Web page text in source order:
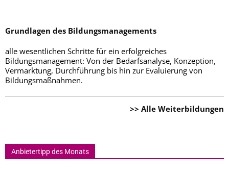
Grundlagen des Bildungsmanagements
alle wesentlichen Schritte für ein erfolgreiches
Bildungsmanagement: Von der Bedarfsanalyse, Konzeption,
Vermarktung, Durchführung bis hin zur Evaluierung von
Bildungsmaßnahmen.
>> Alle Weiterbildungen
Anbietertipp des Monats